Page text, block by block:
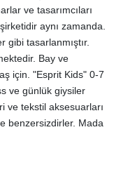
ve tasarımcıları
aynı zamanda.
tasarlanmıştır.
Bay ve
için. "Esprit Kids" 0-7
ve günlük giysiler
ve tekstil aksesuarları
benzersizdirler. Mada